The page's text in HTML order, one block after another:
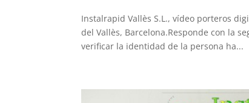
Instalrapid Vallès S.L., vídeo porteros
del Vallès, Barcelona.Responde con la
verificar la identidad de la persona ha...